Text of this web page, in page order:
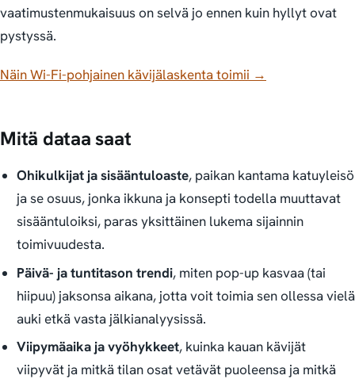
vaatimustenmukaisuus on selvä jo ennen kuin hyllyt ovat
pystyssä.
Näin Wi-Fi-pohjainen kävijälaskenta toimii →
Mitä dataa saat
Ohikulkijat ja sisääntuloaste, paikan kantama katuyleisö
ja se osuus, jonka ikkuna ja konsepti todella muuttavat
sisääntuloiksi, paras yksittäinen lukema sijainnin
toimivuudesta.
Päivä- ja tuntitason trendi, miten pop-up kasvaa (tai
hiipuu) jaksonsa aikana, jotta voit toimia sen ollessa vielä
auki etkä vasta jälkianalyysissä.
Viipymäaika ja vyöhykkeet, kuinka kauan kävijät
viipyvät ja mitkä tilan osat vetävät puoleensa ja mitkä